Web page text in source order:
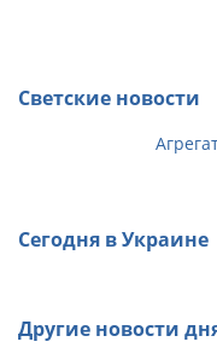
Светские новости
Сегодня в Украине
Другие новости